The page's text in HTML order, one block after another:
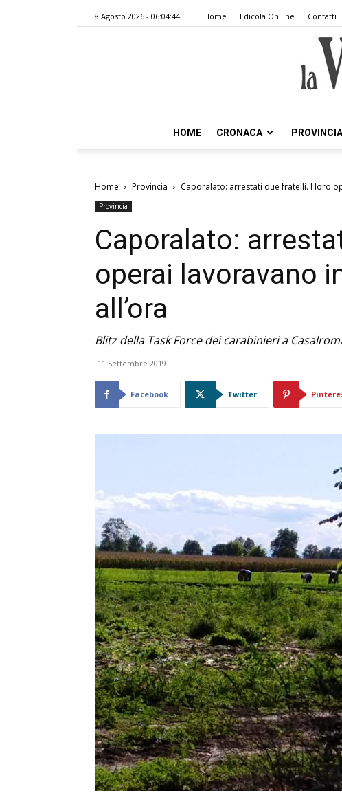
8 Agosto 2026 - 06:04:44 Home Edicola OnLine Contatti
HOME CRONACA PROVINCIA
Home Provincia Caporalato: arrestati due fratelli. I loro
Provincia
Caporalato:
operai lavoravano
all’ora
Blitz della Task Force dei carabinieri a
11 Settembre 2019
Facebook Twitter